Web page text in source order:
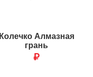
Колечко Алмазная
грань
₽